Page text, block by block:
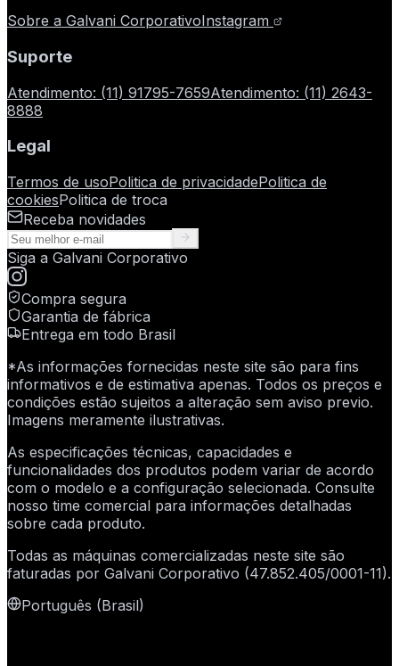
Sobre a Galvani CorporativoInstagram
Suporte
Atendimento: (11) 91795-7659Atendimento: (11) 2643-
8888
Legal
Termos de usoPolitica de privacidadePolitica de
cookiesPolitica de troca
Receba novidades
Siga a Galvani Corporativo
Compra segura
Garantia de fábrica
Entrega em todo Brasil
*As informações fornecidas neste site são para fins
informativos e de estimativa apenas. Todos os preços e
condições estão sujeitos a alteração sem aviso previo.
Imagens meramente ilustrativas.
As especificações técnicas, capacidades e
funcionalidades dos produtos podem variar de acordo
com o modelo e a configuração selecionada. Consulte
nosso time comercial para informações detalhadas
sobre cada produto.
Todas as máquinas comercializadas neste site são
faturadas por Galvani Corporativo (47.852.405/0001-11).
Português (Brasil)